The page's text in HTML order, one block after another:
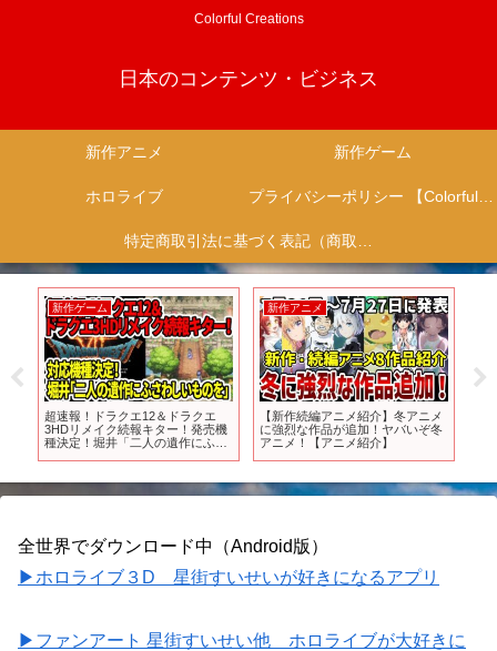
Colorful Creations
日本のコンテンツ・ビジネス
新作アニメ 新作ゲーム
ホロライブ プライバシーポリシー 【Colorful Creation】
特定商取引法に基づく表記（商取引に関する開示）
新作ゲーム
超速報！ドラクエ12＆ドラクエ
3HDリメイク続報キター！発売機
種決定！堀井「二人の遺作にふさ
新作アニメ
【新作続編アニメ紹介】冬アニメ
に強烈な作品が追加！ヤバいぞ冬
アニメ！【アニメ紹介】
全世界でダウンロード中（Android版）
▶ホロライブ３D 星街すいせいが好きになるアプリ
▶ファンアート 星街すいせい他 ホロライブが大好きに